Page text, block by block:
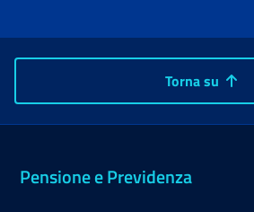
Torna su
Pensione e Previdenza